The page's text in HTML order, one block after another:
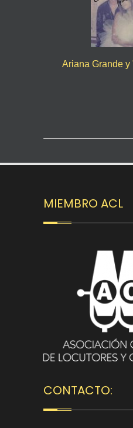
Ariana Grande y
MIEMBRO ACL
CONTACTO: